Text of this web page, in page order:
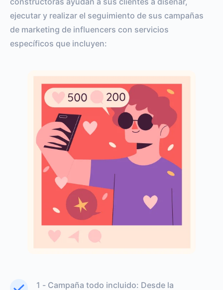
ejecutar y realizar el seguimiento de sus campañas
de marketing de influencers con servicios
específicos que incluyen:
1 - Campaña todo incluido: Desde la